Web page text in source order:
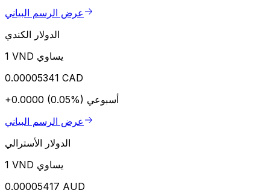
عرض الرسم البياني
الدولار الكندي
1 VND يساوي
0.00005341 CAD
+0.0000 (0.05%) أسبوعي
عرض الرسم البياني
الدولار الأسترالي
1 VND يساوي
0.00005417 AUD